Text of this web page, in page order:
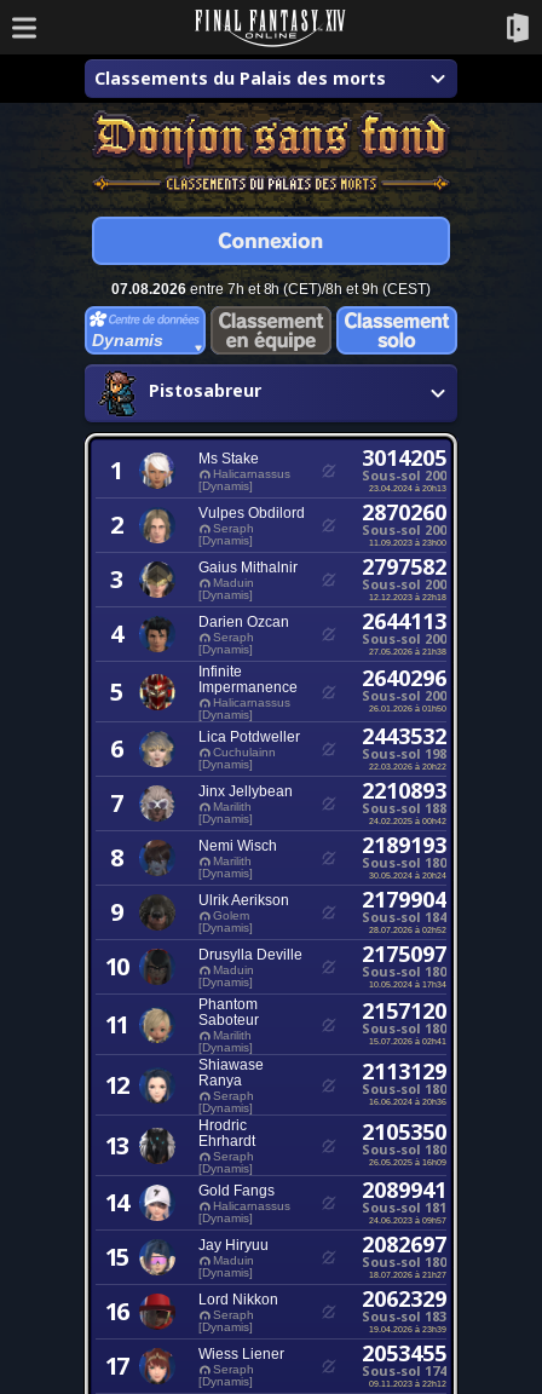
Classements du Palais des morts
07.08.2026entre 7h et 8h (CET)/8h et 9h (CEST)
Dynamis
Pistosabreur
1 Ms Stake
Halicarnassus
[Dynamis]
3014205
Sous-sol 200
23.04.2024 à 20h13
2 Vulpes Obdilord
Seraph
[Dynamis]
2870260
Sous-sol 200
11.09.2023 à 23h00
3 Gaius Mithalnir
Maduin
[Dynamis]
2797582
Sous-sol 200
12.12.2023 à 22h18
4 Darien Ozcan
Seraph
[Dynamis]
2644113
Sous-sol 200
27.05.2026 à 21h38
5
Infinite
Impermanence
Halicarnassus
[Dynamis]
2640296
Sous-sol 200
26.01.2026 à 01h50
6 Lica Potdweller
Cuchulainn
[Dynamis]
2443532
Sous-sol 198
22.03.2026 à 20h22
7 Jinx Jellybean
Marilith
[Dynamis]
2210893
Sous-sol 188
24.02.2025 à 00h42
8 Nemi Wisch
Marilith
[Dynamis]
2189193
Sous-sol 180
30.05.2024 à 20h24
9 Ulrik Aerikson
Golem
[Dynamis]
2179904
Sous-sol 184
28.07.2026 à 02h52
10 Drusylla Deville
Maduin
[Dynamis]
2175097
Sous-sol 180
10.05.2024 à 17h34
11
Phantom
Saboteur
Marilith
[Dynamis]
2157120
Sous-sol 180
15.07.2026 à 02h41
12
Shiawase
Ranya
Seraph
[Dynamis]
2113129
Sous-sol 180
16.06.2024 à 20h36
13
Hrodric
Ehrhardt
Seraph
[Dynamis]
2105350
Sous-sol 180
26.05.2025 à 16h09
14 Gold Fangs
Halicarnassus
[Dynamis]
2089941
Sous-sol 181
24.06.2023 à 09h57
15 Jay Hiryuu
Maduin
[Dynamis]
2082697
Sous-sol 180
18.07.2026 à 21h27
16 Lord Nikkon
Seraph
[Dynamis]
2062329
Sous-sol 183
19.04.2026 à 23h39
17 Wiess Liener
Seraph
[Dynamis]
2053455
Sous-sol 174
09.11.2023 à 22h12